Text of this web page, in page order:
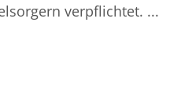
verpflichtet. ...